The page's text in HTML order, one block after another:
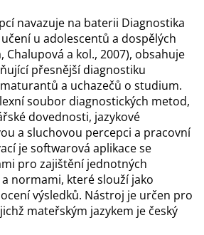
navazuje na baterii Diagnostika
u adolescentů a dospělých
Chalupová a kol., 2007), obsahuje
přesnější diagnostiku
a uchazečů o studium.
soubor diagnostických metod,
dovednosti, jazykové
a sluchovou percepci a pracovní
je softwarová aplikace se
pro zajištění jednotných
normami, které slouží jako
výsledků. Nástroj je určen pro
mateřským jazykem je český